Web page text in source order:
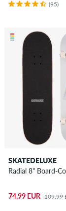
(95)
SKATEDELUXE
Radial 8" Board-
74,99 EUR 109,99